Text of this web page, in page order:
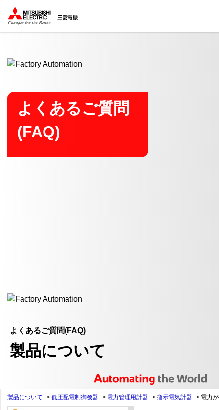
ここから本文
よくあるご質問
(FAQ)
よくあるご質問(FAQ)
製品について
製品について > 低圧配電制御機器 > 電力管理用計器 > 指示電気計器 > 電力